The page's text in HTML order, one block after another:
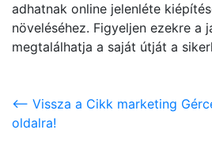
adhatnak online jelenléte
növeléséhez. Figyeljen ezekre a
megtalálhatja a saját útját a
<-- Vissza a Cikk marketing
oldalra!